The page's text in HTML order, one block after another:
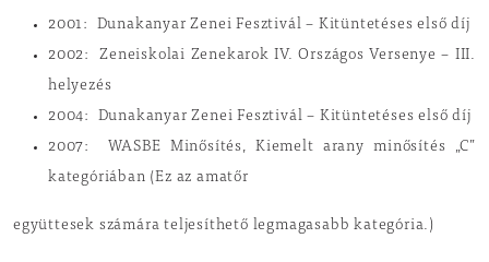
2001: Dunakanyar Zenei Fesztivál – Kitüntetéses első díj
2002: Zeneiskolai Zenekarok IV. Országos Versenye – III.
helyezés
2004: Dunakanyar Zenei Fesztivál – Kitüntetéses első díj
2007: WASBE Minősítés, Kiemelt arany minősítés „C”
kategóriában (Ez az amatőr
együttesek számára teljesíthető legmagasabb kategória.)